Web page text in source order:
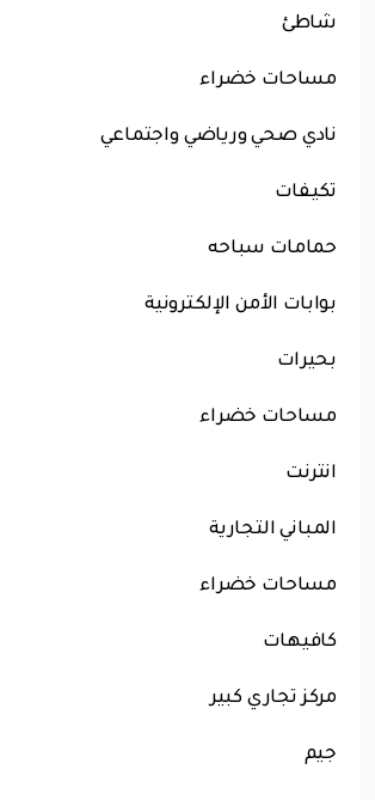
شاطئ
مساحات خضراء
نادي صحي ورياضي واجتماعي
تكيفات
حمامات سباحه
بوابات الأمن الإلكترونية
بحيرات
مساحات خضراء
انترنت
المباني التجارية
مساحات خضراء
كافيهات
مركز تجاري كبير
جيم